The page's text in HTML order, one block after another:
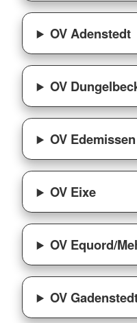
OV Adenstedt
OV
OV Edemissen
OV Eixe
OV Equord/
OV